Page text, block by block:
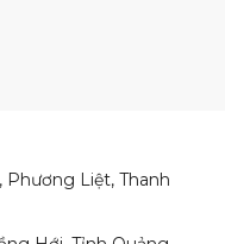
Phương Liệt, Thanh